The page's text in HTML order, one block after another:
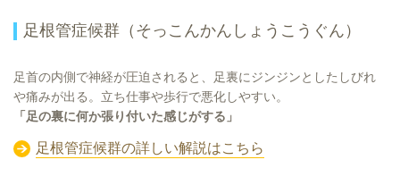
足根管症候群（そっこんかんしょうこうぐん）
足首の内側で神経が圧迫されると、足裏にジンジンとしたしびれ
や痛みが出る。立ち仕事や歩行で悪化しやすい。
「足の裏に何か張り付いた感じがする」
足根管症候群の詳しい解説はこちら